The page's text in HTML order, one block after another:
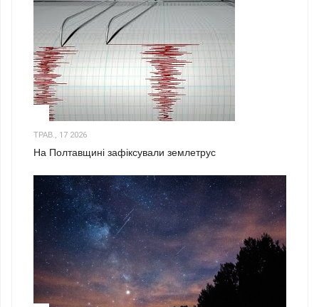
ТРАВ., 17 2026
На Полтавщині зафіксували землетрус